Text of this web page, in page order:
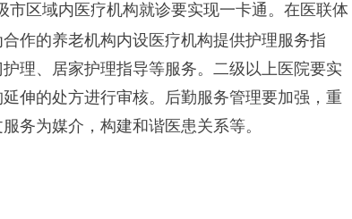
市区域内医疗机构就诊要实现一卡通。在医联体
作的养老机构内设医疗机构提供护理服务指
理、居家护理指导等服务。二级以上医院要实
伸的处方进行审核。后勤服务管理要加强，重
务为媒介，构建和谐医患关系等。